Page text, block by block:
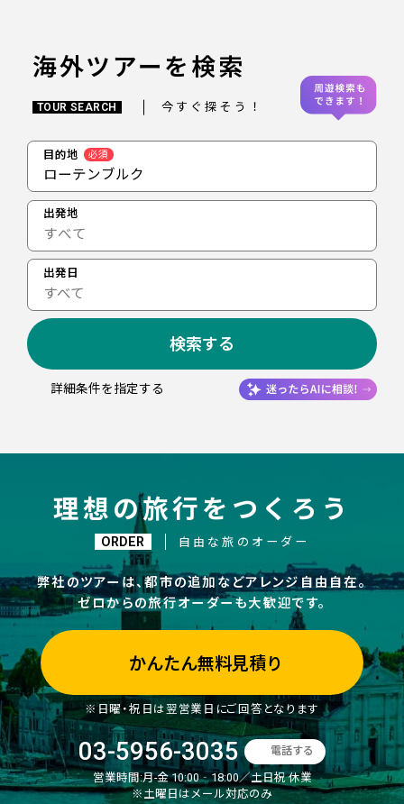
海外ツアーを検索
TOUR SEARCH 今すぐ探そう！
目的地 必須
ローテンブルク
出発地
出発日
すべて
検索する
詳細条件を指定する
理想の旅行をつくろう
ORDER 自由な旅のオーダー
弊社のツアーは、都市の追加などアレンジ自由自在。
ゼロからの旅行オーダーも大歓迎です。
かんたん無料見積り
※日曜・祝日は翌営業日にご回答となります
03-5956-3035 電話する
営業時間:月-金 10:00‐18:00／土日祝 休業
※土曜日はメール対応のみ